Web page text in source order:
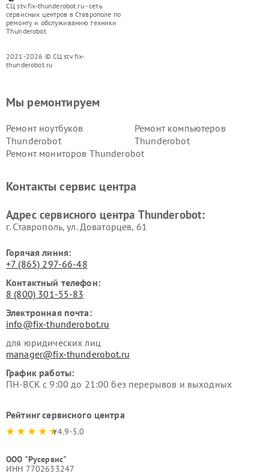
СЦ stv.fix-thunderobot.ru - сеть
сервисных центров в Ставрополе по
ремонту и обслуживанию техники
Thunderobot
2021-2026 © СЦ stv.fix-
thunderobot.ru
Мы ремонтируем
Ремонт ноутбуков
Thunderobot
Ремонт компьютеров
Thunderobot
Ремонт мониторов Thunderobot
Контакты сервис центра
Адрес сервисного центра Thunderobot:
г. Ставрополь, ул. Доваторцев, 61
Горячая линия:
+7 (865) 297-66-48
Контактный телефон:
8 (800) 301-55-83
Электронная почта:
info@fix-thunderobot.ru
для юридических лиц
manager@fix-thunderobot.ru
График работы:
ПН-ВСК с 9:00 до 21:00 без перерывов и выходных
Рейтинг сервисного центра
4.9-5.0
ООО "Русервис"
ИНН 7702633247